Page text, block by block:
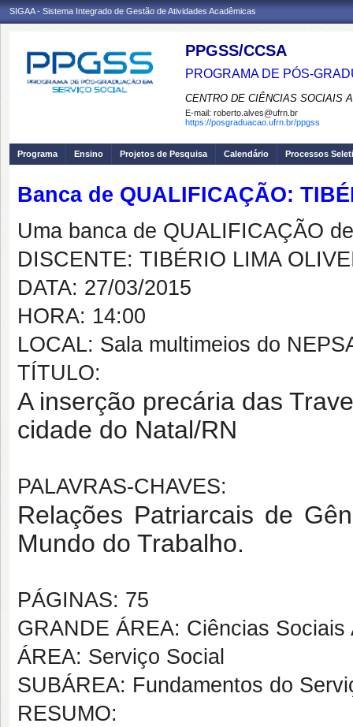
SIGAA - Sistema Integrado de Gestão de Atividades Acadêmicas
PPGSS/CCSA
PROGRAMA DE PÓS-
CENTRO DE CIÊNCIAS SOCIAIS
E-mail: roberto.alves@ufrn.br
https://posgraduacao.ufrn.br/ppgss
Programa Ensino Projetos de Pesquisa Calendário Processos
Banca de QUALIFICAÇÃO:
Uma banca de QUALIFICAÇÃO
DISCENTE: TIBÉRIO LIMA
DATA: 27/03/2015
HORA: 14:00
LOCAL: Sala multimeios do
TÍTULO:
A inserção precária das
cidade do Natal/RN
PALAVRAS-CHAVES:
Relações Patriarcais de
Mundo do Trabalho.
PÁGINAS: 75
GRANDE ÁREA: Ciências Sociais
ÁREA: Serviço Social
SUBÁREA: Fundamentos do
RESUMO: